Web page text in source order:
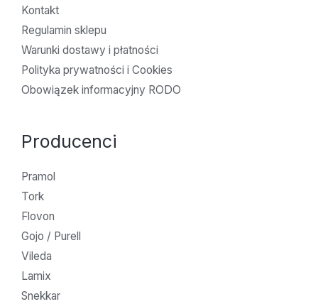
Kontakt
Regulamin sklepu
Warunki dostawy i płatności
Polityka prywatności i Cookies
Obowiązek informacyjny RODO
Producenci
Pramol
Tork
Flovon
Gojo / Purell
Vileda
Lamix
Snekkar